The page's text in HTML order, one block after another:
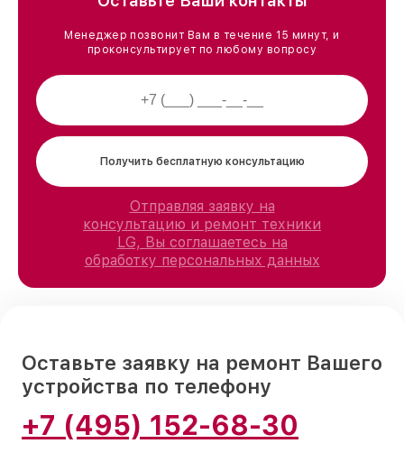
Менеджер позвонит Вам в течение 15 минут, и
проконсультирует по любому вопросу
Получить бесплатную консультацию
Отправляя заявку на
консультацию и ремонт техники
LG, Вы соглашаетесь на
обработку персональных данных
Оставьте заявку на ремонт Вашего
устройства по телефону
+7 (495) 152-68-30